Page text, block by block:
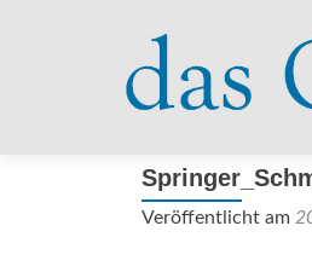
Veröffentlicht am